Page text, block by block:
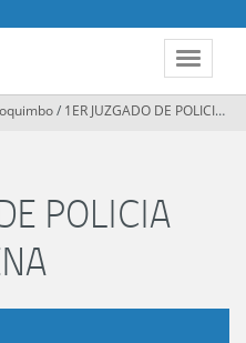
Toggle
/ 1ER JUZGADO DE POLICIA LOCAL LA SERENA
POLICIA